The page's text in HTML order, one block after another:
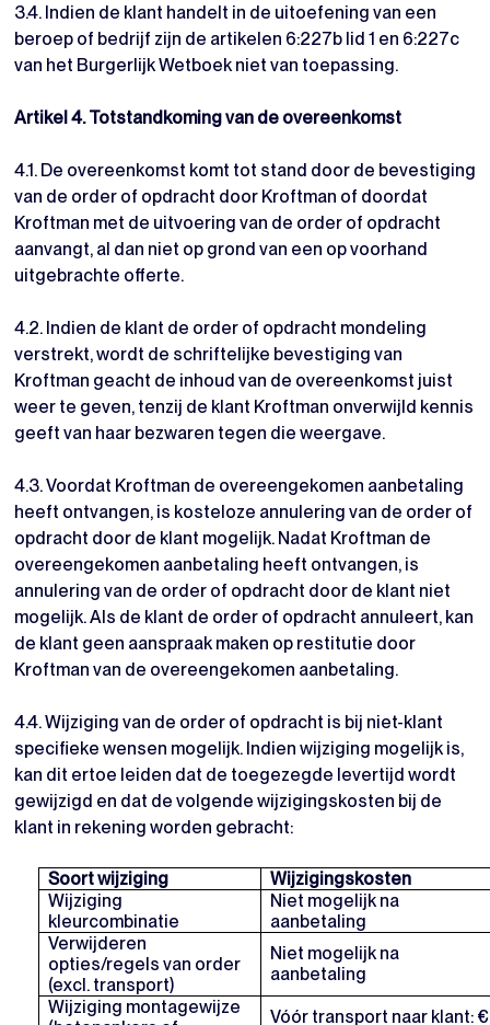
3.4. Indien de klant handelt in de uitoefening van een
beroep of bedrijf zijn de artikelen 6:227b lid 1 en 6:227c
van het Burgerlijk Wetboek niet van toepassing.
Artikel 4. Totstandkoming van de overeenkomst
4.1. De overeenkomst komt tot stand door de bevestiging
van de order of opdracht door Kroftman of doordat
Kroftman met de uitvoering van de order of opdracht
aanvangt, al dan niet op grond van een op voorhand
uitgebrachte offerte.
4.2. Indien de klant de order of opdracht mondeling
verstrekt, wordt de schriftelijke bevestiging van
Kroftman geacht de inhoud van de overeenkomst juist
weer te geven, tenzij de klant Kroftman onverwijld kennis
geeft van haar bezwaren tegen die weergave.
4.3. Voordat Kroftman de overeengekomen aanbetaling
heeft ontvangen, is kosteloze annulering van de order of
opdracht door de klant mogelijk. Nadat Kroftman de
overeengekomen aanbetaling heeft ontvangen, is
annulering van de order of opdracht door de klant niet
mogelijk. Als de klant de order of opdracht annuleert, kan
de klant geen aanspraak maken op restitutie door
Kroftman van de overeengekomen aanbetaling.
4.4. Wijziging van de order of opdracht is bij niet-klant
specifieke wensen mogelijk. Indien wijziging mogelijk is,
kan dit ertoe leiden dat de toegezegde levertijd wordt
gewijzigd en dat de volgende wijzigingskosten bij de
klant in rekening worden gebracht:
Soort wijziging
Wijzigingskosten
Wijziging
kleurcombinatie
Niet mogelijk na
aanbetaling
Verwijderen
opties/regels van order
(excl. transport)
Niet mogelijk na
aanbetaling
Wijziging montagewijze
Vóór transport naar klant: €